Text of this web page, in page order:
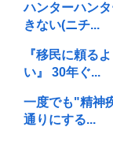
ハンターハン
きない(ニチ...
『移民に頼る
い』 30年ぐ...
一度でも"精神
通りにする...